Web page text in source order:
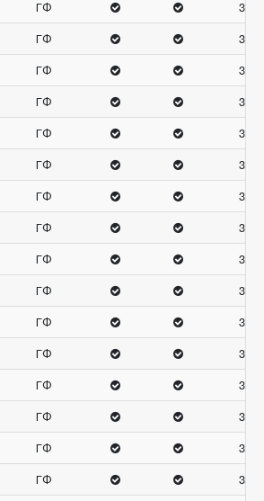
ГФ
ГФ
ГФ
ГФ
ГФ
ГФ
ГФ
ГФ
ГФ
ГФ
ГФ
ГФ
ГФ
ГФ
ГФ
ГФ